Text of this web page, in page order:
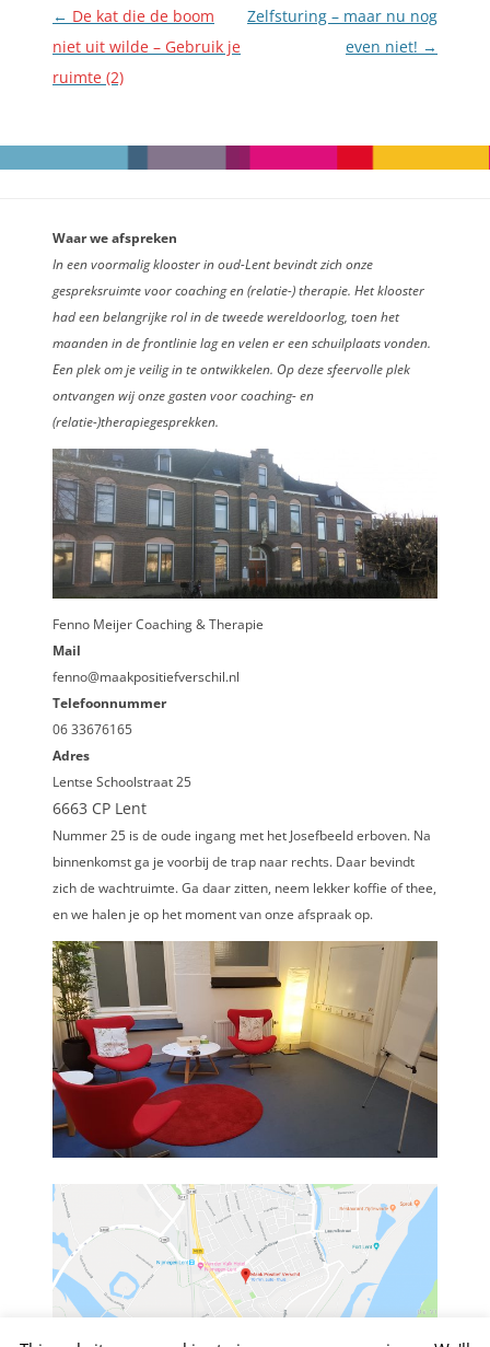
Berichtnavigatie
← De kat die de boom
niet uit wilde – Gebruik je
ruimte (2)
Zelfsturing – maar nu nog
even niet! →
Waar we afspreken
In een voormalig klooster in oud-Lent bevindt zich onze
gespreksruimte voor coaching en (relatie-) therapie. Het klooster
had een belangrijke rol in de tweede wereldoorlog, toen het
maanden in de frontlinie lag en velen er een schuilplaats vonden.
Een plek om je veilig in te ontwikkelen. Op deze sfeervolle plek
ontvangen wij onze gasten voor coaching- en
(relatie-)therapiegesprekken.
Fenno Meijer Coaching & Therapie
Mail
fenno@maakpositiefverschil.nl
Telefoonnummer
06 33676165
Adres
Lentse Schoolstraat 25
6663 CP Lent
Nummer 25 is de oude ingang met het Josefbeeld erboven. Na
binnenkomst ga je voorbij de trap naar rechts. Daar bevindt
zich de wachtruimte. Ga daar zitten, neem lekker koffie of thee,
en we halen je op het moment van onze afspraak op.